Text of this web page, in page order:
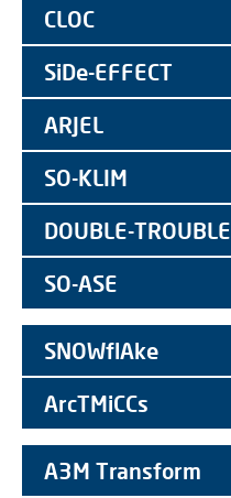
CLOC
SiDe-EFFECT
ARJEL
SO-KLIM
DOUBLE-TROUBLE
SO-ASE
SNOWflAke
ArcTMiCCs
A3M Transform